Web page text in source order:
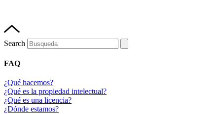
Search
FAQ
¿Qué hacemos?
¿Qué es la propiedad intelectual?
¿Qué es una licencia?
¿Dónde estamos?